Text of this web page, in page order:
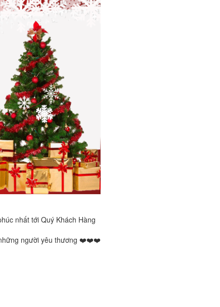
nhất tới Quý Khách Hàng
người yêu thương ❤️❤️❤️